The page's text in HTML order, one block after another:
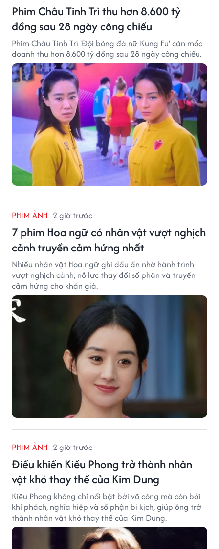
Phim Châu Tinh Trì thu hơn 8.600 tỷ
đồng sau 28 ngày công chiếu
Phim Châu Tinh Trì 'Đội bóng đá nữ Kung Fu' cán mốc
doanh thu hơn 8.600 tỷ đồng sau 28 ngày công chiếu.
PHIM ẢNH 2 giờ trước
7 phim Hoa ngữ có nhân vật vượt nghịch
cảnh truyền cảm hứng nhất
Nhiều nhân vật Hoa ngữ ghi dấu ấn nhờ hành trình
vượt nghịch cảnh, nỗ lực thay đổi số phận và truyền
cảm hứng cho khán giả.
PHIM ẢNH 2 giờ trước
Điều khiến Kiều Phong trở thành nhân
vật khó thay thế của Kim Dung
Kiều Phong không chỉ nổi bật bởi võ công mà còn bởi
khí phách, nghĩa hiệp và số phận bi kịch, giúp ông trở
thành nhân vật khó thay thế của Kim Dung.